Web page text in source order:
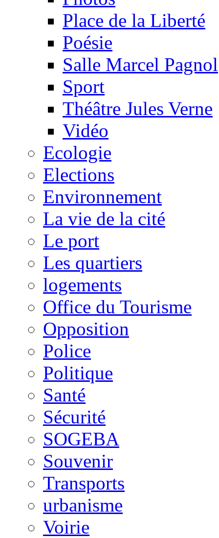
Place de la Liberté
Poésie
Salle Marcel Pagnol
Sport
Théâtre Jules Verne
Vidéo
Ecologie
Elections
Environnement
La vie de la cité
Le port
Les quartiers
logements
Office du Tourisme
Opposition
Police
Politique
Santé
Sécurité
SOGEBA
Souvenir
Transports
urbanisme
Voirie